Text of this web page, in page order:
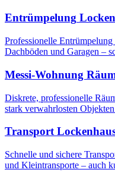
Entrümpelung
Professionelle
Dachböden und Garagen –
Messi-Wohnung
Diskrete, professionelle
stark verwahrlosten
Transport
Schnelle und sichere
und Kleintransporte – auch